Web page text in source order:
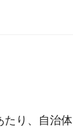
たり、自治体